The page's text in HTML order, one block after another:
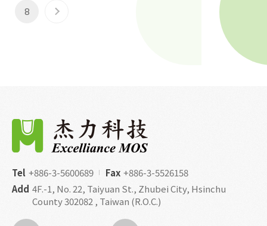
8
Tel +886-3-5600689 Fax +886-3-5526158
Add 4F.-1, No. 22, Taiyuan St., Zhubei City, Hsinchu
County 302082 , Taiwan (R.O.C.)